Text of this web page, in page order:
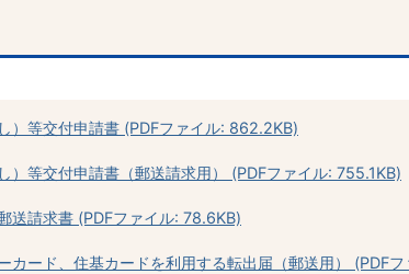
）等交付申請書 (PDFファイル: 862.2KB)
）等交付申請書（郵送請求用） (PDFファイル: 755.1KB)
送請求書 (PDFファイル: 78.6KB)
カード、住基カードを利用する転出届（郵送用） (PDF